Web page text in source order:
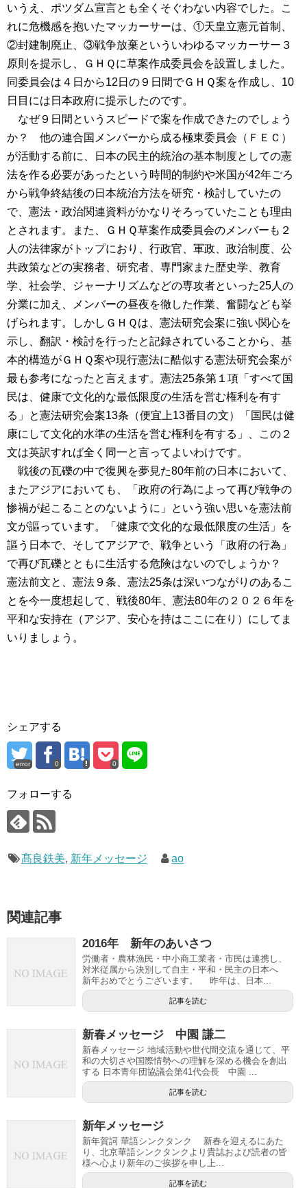
いうえ、ポツダム宣言とも全くそぐわない内容でした。こ
れに危機感を抱いたマッカーサーは、①天皇立憲元首制、
②封建制廃止、③戦争放棄といういわゆるマッカーサー３
原則を提示し、ＧＨＱに草案作成委員会を設置しました。
同委員会は４日から12日の９日間でＧＨＱ案を作成し、10
日目には日本政府に提示したのです。
なぜ９日間というスピードで案を作成できたのでしょう
か？ 他の連合国メンバーから成る極東委員会（ＦＥＣ）
が活動する前に、日本の民主的統治の基本制度としての憲
法を作る必要があったという時間的制約や米国が42年ごろ
から戦争終結後の日本統治方法を研究・検討していたの
で、憲法・政治関連資料がかなりそろっていたことも理由
とされます。また、ＧＨＱ草案作成委員会のメンバーも２
人の法律家がトップにおり、行政官、軍政、政治制度、公
共政策などの実務者、研究者、専門家また歴史学、教育
学、社会学、ジャーナリズムなどの専攻者といった25人の
分業に加え、メンバーの昼夜を徹した作業、奮闘なども挙
げられます。しかしＧＨＱは、憲法研究会案に強い関心を
示し、翻訳・検討を行ったと記録されていることから、基
本的構造がＧＨＱ案や現行憲法に酷似する憲法研究会案が
最も参考になったと言えます。憲法25条第１項「すべて国
民は、健康で文化的な最低限度の生活を営む権利を有す
る」と憲法研究会案13条（便宜上13番目の文）「国民は健
康にして文化的水準の生活を営む権利を有する」、この２
文は英訳すれば全く同一と言ってよいわけです。
戦後の瓦礫の中で復興を夢見た80年前の日本において、
またアジアにおいても、「政府の行為によって再び戦争の
惨禍が起こることのないように」という強い思いを憲法前
文が謳っています。「健康で文化的な最低限度の生活」を
謳う日本で、そしてアジアで、戦争という「政府の行為」
で再び瓦礫とともに生活する危険はないのでしょうか？
憲法前文と、憲法９条、憲法25条は深いつながりのあるこ
とを今一度想起して、戦後80年、憲法80年の２０２６年を
平和な安持在（アジア、安心を持はここに在り）にしてま
いりましょう。
シェアする
error 0 0
フォローする
髙良鉄美, 新年メッセージ ao
関連記事
2016年 新年のあいさつ
労働者・農林漁民・中小商工業者・市民は連携し、
対米従属から決別して自主・平和・民主の日本へ
新年おめでとうございます。 昨年は、日本...
記事を読む
新春メッセージ 中園 謙二
新春メッセージ 地域活動や世代間交流を通じて、平
和の大切さや国際情勢への理解を深める機会を創出
する 日本青年団協議会第41代会長 中園 ...
記事を読む
新年メッセージ
新年賀詞 華語シンクタンク 新春を迎えるにあた
り、北京華語シンクタンクより貴誌および読者の皆
様へ心より新年のご挨拶を申し上...
記事を読む